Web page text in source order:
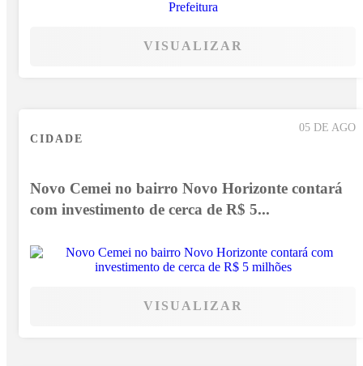
VISUALIZAR
05 DE AGO
CIDADE
Novo Cemei no bairro Novo Horizonte contará
com investimento de cerca de R$ 5...
VISUALIZAR